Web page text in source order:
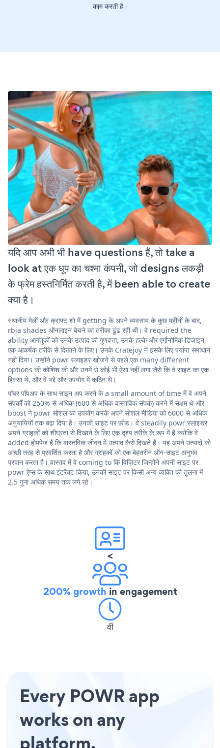
काम करती है।
यदि आप अभी भी have questions हैं, तो take a
look at एक धूप का चश्मा कंपनी, जो designs लकड़ी
के फ्रेम हस्तनिर्मित करती है, में been able to create
क्या है।
स्थानीय मेलों और क्राफ्ट शो में getting के अपने व्यवसाय के कुछ महीनों के बाद,
rbia shades ऑनलाइन बेचने का तरीका ढूंढ रही थी। वे required the
ability आगंतुकों को उनके उत्पाद की गुणवत्ता, उनके हल्के और एर्गोनोमिक डिज़ाइन,
एक आकर्षक तरीके से दिखाने के लिए। उनके Cratejoy ने इसके लिए पर्याप्त समाधान
नहीं दिया। उन्होंने powr स्लाइडर खोजने से पहले एक many different
options की कोशिश की और उनमें से कोई भी ऐसा नहीं लगा जैसे कि वे साइट का एक
हिस्सा थे, और वे भद्दे और उपयोग में कठिन थे।
पॉवर पॉपअप के साथ साइन अप करने के a small amount of time में वे अपने
संपर्कों को 250% से अधिक (600 से अधिक वास्तविक संपर्क) करने में सक्षम थे और
boost ने powr सोशल का उपयोग करके अपने सोशल मीडिया को 6000 से अधिक
अनुयायियों तक बढ़ा दिया है। उनकी साइट पर फ़ीड। वे steadily powr स्लाइडर
अपने ग्राहकों को शीघ्रता से दिखाने के लिए एक दृश्य तरीके के रूप में हैं क्योंकि वे
added होमपेज हैं कि वास्तविक जीवन में उत्पाद कैसे दिखते हैं। यह अपने उत्पादों को
अच्छी तरह से प्रदर्शित करता है और ग्राहकों को एक बेहतरीन ऑन-साइट अनुभव
प्रदान करता है। वास्तव में वे coming to कि विज़िटर जिन्होंने अपनी साइट पर
powr ऐप्स के साथ इंटरैक्ट किया, उनकी साइट पर किसी अन्य व्यक्ति की तुलना में
2.5 गुना अधिक समय तक लगे रहे।
<
200% growth in engagement
वी
Every POWR app
works on any
platform.